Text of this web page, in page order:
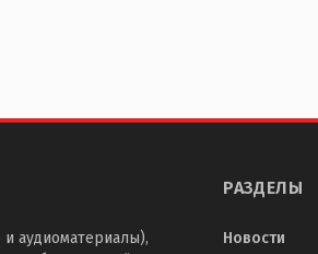
аудиоматериалы),
РАЗДЕЛЫ
Новости